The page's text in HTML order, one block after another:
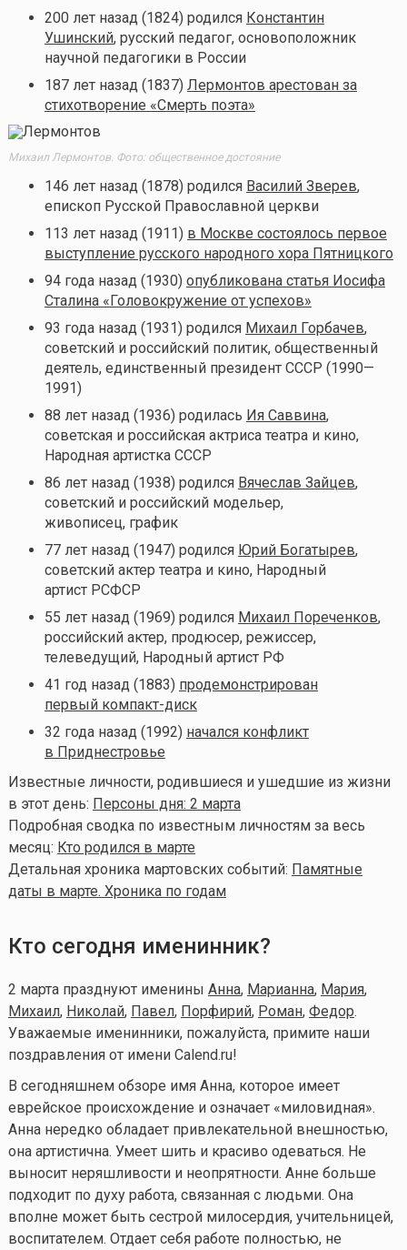
200 лет назад (1824) родился Константин
Ушинский, русский педагог, основоположник
научной педагогики в России
187 лет назад (1837) Лермонтов арестован за
стихотворение «Смерть поэта»
Михаил Лермонтов. Фото: общественное достояние
146 лет назад (1878) родился Василий Зверев,
епископ Русской Православной церкви
113 лет назад (1911) в Москве состоялось первое
выступление русского народного хора Пятницкого
94 года назад (1930) опубликована статья Иосифа
Сталина «Головокружение от успехов»
93 года назад (1931) родился Михаил Горбачев,
советский и российский политик, общественный
деятель, единственный президент СССР (1990—
1991)
88 лет назад (1936) родилась Ия Саввина,
советская и российская актриса театра и кино,
Народная артистка СССР
86 лет назад (1938) родился Вячеслав Зайцев,
советский и российский модельер,
живописец, график
77 лет назад (1947) родился Юрий Богатырев,
советский актер театра и кино, Народный
артист РСФСР
55 лет назад (1969) родился Михаил Пореченков,
российский актер, продюсер, режиссер,
телеведущий, Народный артист РФ
41 год назад (1883) продемонстрирован
первый компакт-диск
32 года назад (1992) начался конфликт
в Приднестровье
Известные личности, родившиеся и ушедшие из жизни
в этот день: Персоны дня: 2 марта
Подробная сводка по известным личностям за весь
месяц: Кто родился в марте
Детальная хроника мартовских событий: Памятные
даты в марте. Хроника по годам
Кто сегодня именинник?
2 марта празднуют именины Анна, Марианна, Мария,
Михаил, Николай, Павел, Порфирий, Роман, Федор.
Уважаемые именинники, пожалуйста, примите наши
поздравления от имени Calend.ru!
В сегодняшнем обзоре имя Анна, которое имеет
еврейское происхождение и означает «миловидная».
Анна нередко обладает привлекательной внешностью,
она артистична. Умеет шить и красиво одеваться. Не
выносит неряшливости и неопрятности. Анне больше
подходит по духу работа, связанная с людьми. Она
вполне может быть сестрой милосердия, учительницей,
воспитателем. Отдает себя работе полностью, не